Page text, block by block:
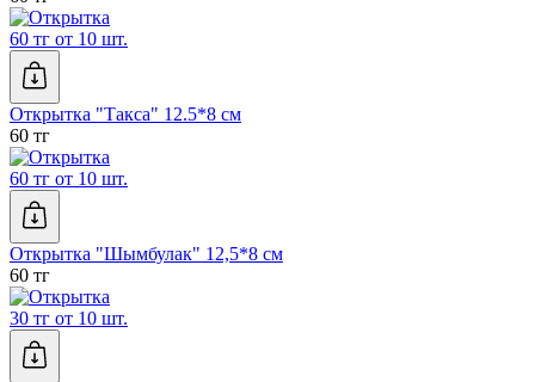
60 тг от 10 шт.
Открытка "Такса" 12.5*8 см
60 тг
60 тг от 10 шт.
Открытка "Шымбулак" 12,5*8 см
60 тг
30 тг от 10 шт.